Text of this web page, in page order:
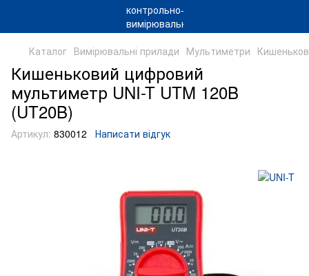
Каталог Вимірювальні прилади Мультиметри
Кишеньковий цифровий
мультиметр UNI-T UTM 120B
(UT20B)
Артикул: 830012 Написати відгук